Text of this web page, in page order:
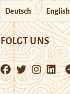
Deutsch English
FOLGT UNS